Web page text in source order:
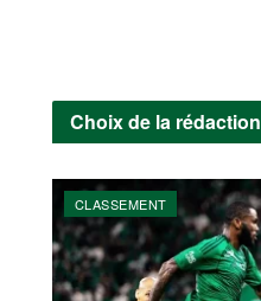
Choix de la rédaction
CLASSEMENT